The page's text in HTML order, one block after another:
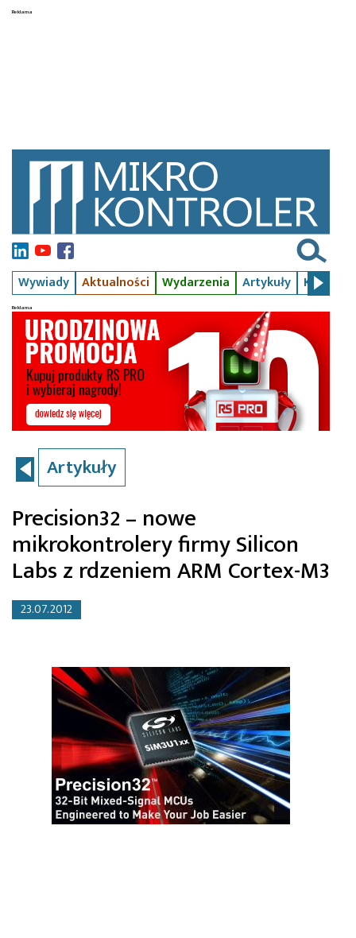
Wywiady Aktualności Wydarzenia Artykuły Kursy
Artykuły
Precision32 – nowe
mikrokontrolery firmy Silicon
Labs z rdzeniem ARM Cortex-M3
23.07.2012